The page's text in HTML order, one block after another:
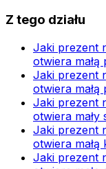
Z tego działu
Jaki prezent
otwiera
Jaki prezent
otwiera
Jaki prezent
otwiera
Jaki prezent
otwiera małą
Jaki prezent